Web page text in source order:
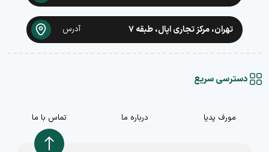
تهران، مرکز تجاری اپال، طبقه ۷ آدرس
دسترسی سریع
مورف پدیا درباره ما تماس با ما